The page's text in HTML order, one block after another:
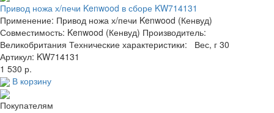
Привод ножа х/печи Kenwood в сборе KW714131
Применение: Привод ножа х/печи Kenwood (Кенвуд)
Совместимость: Kenwood (Кенвуд) Производитель:
Великобритания Технические характеристики: Вес, г 30
Артикул: KW714131
1 530 р.
В корзину
Покупателям